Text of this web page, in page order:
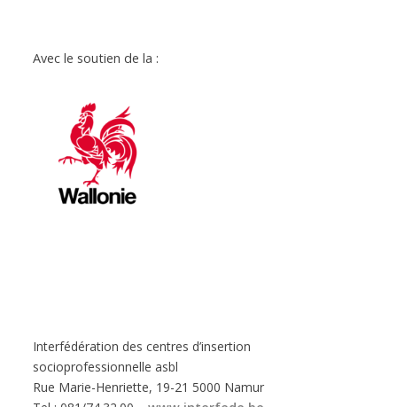
Avec le soutien de la :
Interfédération des centres d’insertion
socioprofessionnelle asbl
Rue Marie-Henriette, 19-21 5000 Namur